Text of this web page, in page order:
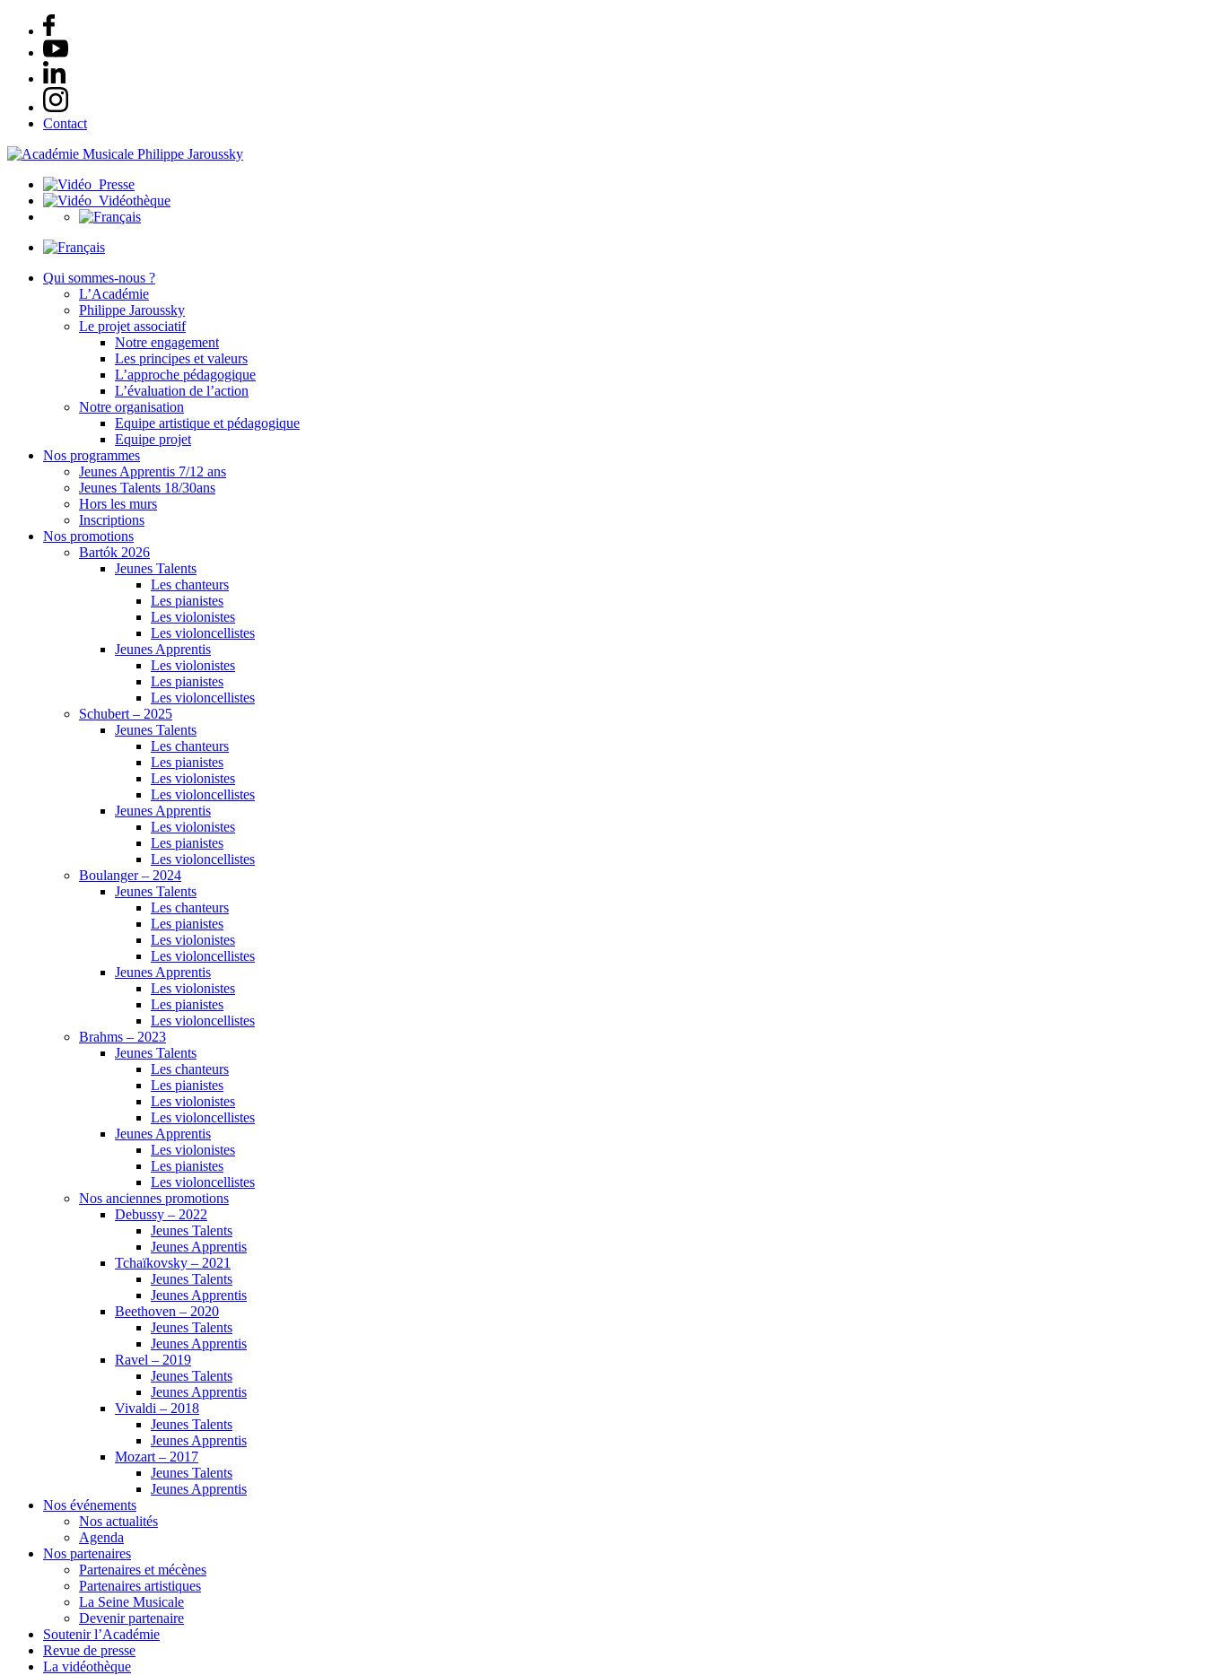
Contact
Presse
Vidéothèque
Qui sommes-nous ?
L’Académie
Philippe Jaroussky
Le projet associatif
Notre engagement
Les principes et valeurs
L’approche pédagogique
L’évaluation de l’action
Notre organisation
Equipe artistique et pédagogique
Equipe projet
Nos programmes
Jeunes Apprentis 7/12 ans
Jeunes Talents 18/30ans
Hors les murs
Inscriptions
Nos promotions
Bartók 2026
Jeunes Talents
Les chanteurs
Les pianistes
Les violonistes
Les violoncellistes
Jeunes Apprentis
Les violonistes
Les pianistes
Les violoncellistes
Schubert – 2025
Jeunes Talents
Les chanteurs
Les pianistes
Les violonistes
Les violoncellistes
Jeunes Apprentis
Les violonistes
Les pianistes
Les violoncellistes
Boulanger – 2024
Jeunes Talents
Les chanteurs
Les pianistes
Les violonistes
Les violoncellistes
Jeunes Apprentis
Les violonistes
Les pianistes
Les violoncellistes
Brahms – 2023
Jeunes Talents
Les chanteurs
Les pianistes
Les violonistes
Les violoncellistes
Jeunes Apprentis
Les violonistes
Les pianistes
Les violoncellistes
Nos anciennes promotions
Debussy – 2022
Jeunes Talents
Jeunes Apprentis
Tchaïkovsky – 2021
Jeunes Talents
Jeunes Apprentis
Beethoven – 2020
Jeunes Talents
Jeunes Apprentis
Ravel – 2019
Jeunes Talents
Jeunes Apprentis
Vivaldi – 2018
Jeunes Talents
Jeunes Apprentis
Mozart – 2017
Jeunes Talents
Jeunes Apprentis
Nos événements
Nos actualités
Agenda
Nos partenaires
Partenaires et mécènes
Partenaires artistiques
La Seine Musicale
Devenir partenaire
Soutenir l’Académie
Revue de presse
La vidéothèque